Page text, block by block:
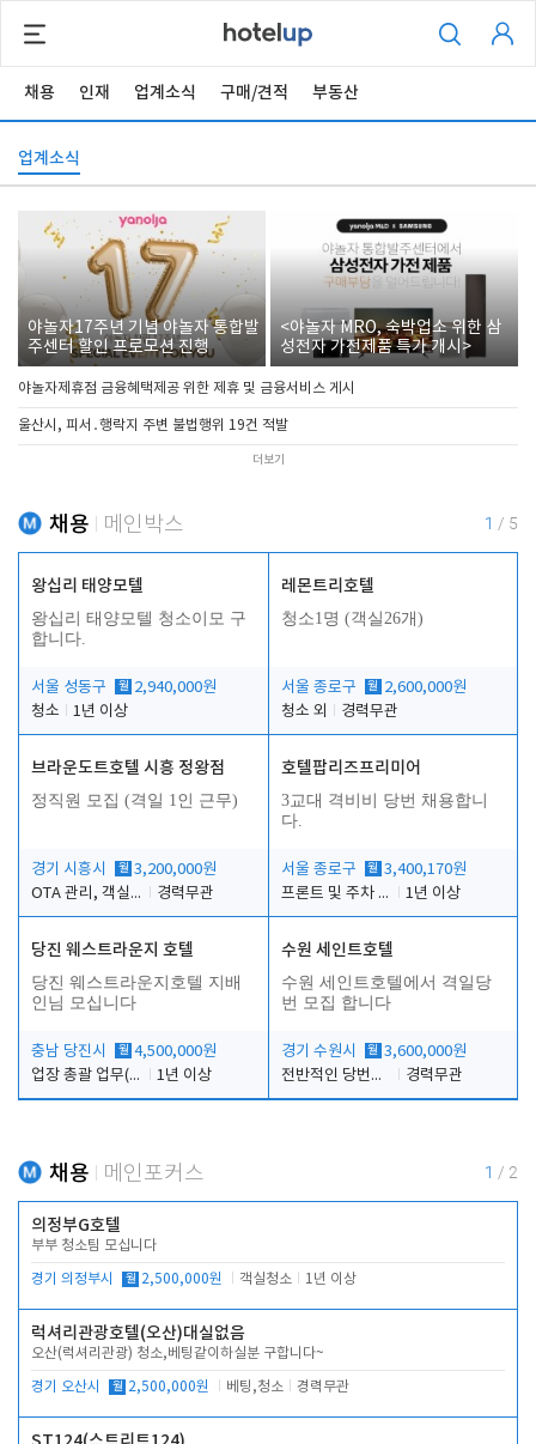
채용 인재 업계소식 구매/견적 부동산
업계소식
야놀자17주년 기념 야놀자 통합발
주센터 할인 프로모션 진행
<야놀자 MRO, 숙박업소 위한 삼
성전자 가전제품 특가 개시>
야놀자제휴점 금융혜택제공 위한 제휴 및 금융서비스 게시
울산시, 피서․행락지 주변 불법행위 19건 적발
더보기
채용 메인박스 1 / 5
왕십리 태양모텔
왕십리 태양모텔 청소이모 구
합니다.
서울 성동구 월 2,940,000원
청소
1년 이상
레몬트리호텔
청소1명 (객실26개)
서울 종로구 월 2,600,000원
청소 외
경력무관
브라운도트호텔 시흥 정왕점
정직원 모집 (격일 1인 근무)
경기 시흥시 월 3,200,000원
OTA 관리, 객실점검, 고객응대, 시설관리
경력무관
호텔팝리즈프리미어
3교대 격비비 당번 채용합니
다.
서울 종로구 월 3,400,170원
프론트 및 주차 객실관리
1년 이상
당진 웨스트라운지 호텔
당진 웨스트라운지호텔 지배
인님 모십니다
충남 당진시 월 4,500,000원
업장 총괄 업무(예약,시설 및 직원관리 등)
1년 이상
수원 세인트호텔
수원 세인트호텔에서 격일당
번 모집 합니다
경기 수원시 월 3,600,000원
전반적인 당번업무
경력무관
채용 메인포커스 1 / 2
의정부G호텔
부부 청소팀 모십니다
경기 의정부시 월 2,500,000원 객실청소 1년 이상
럭셔리관광호텔(오산)대실없음
오산(럭셔리관광) 청소,베팅같이하실분 구합니다~
경기 오산시 월 2,500,000원 베팅,청소 경력무관